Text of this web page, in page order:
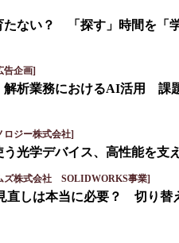
たない？ 「探す」時間を「
告企画]
解析業務におけるAI活用 課
ロジー株式会社]
光学デバイス、高性能を支
ズ株式会社 SOLIDWORKS事業]
直しは本当に必要？ 切り替